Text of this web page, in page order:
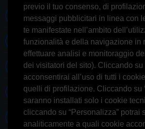
previo il tuo consenso, di
messaggi pubblicitari in linea con
te manifestate nell’ambito
funzionalità e della navigazione in
effettuare analisi e monitoraggio
dei visitatori del sito). Cliccando su
acconsentirai all’uso di tutti i
quelli di profilazione. Cliccando su
saranno installati solo i cookie
cliccando su “Personalizza” potrai
analiticamente a quali cookie
0697245677 0697245678
Whatsapp 3314433674
Informazioni generiche
Informazioni commerciali
Informazioni tecniche